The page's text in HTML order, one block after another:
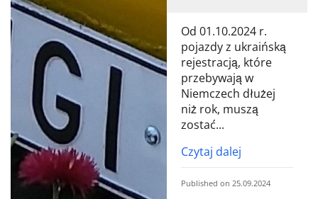
Od 01.10.2024 r.
pojazdy z ukraińską
rejestracją, które
przebywają w
Niemczech dłużej
niż rok, muszą
zostać...
Czytaj dalej
Published on 25.09.2024